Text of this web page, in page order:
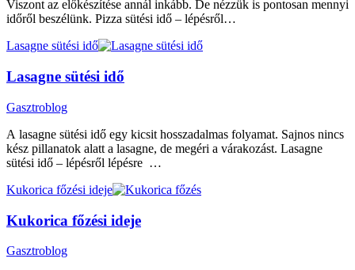
Viszont az előkészítése annál inkább. De nézzük is pontosan mennyi
időről beszélünk. Pizza sütési idő – lépésről…
Lasagne sütési idő
Lasagne sütési idő
Gasztroblog
A lasagne sütési idő egy kicsit hosszadalmas folyamat. Sajnos nincs
kész pillanatok alatt a lasagne, de megéri a várakozást. Lasagne
sütési idő – lépésről lépésre …
Kukorica főzési ideje
Kukorica főzési ideje
Gasztroblog